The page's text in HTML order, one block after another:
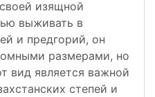
изящной
выживать в
и предгорий, он
размерами, но
вид является важной
степей и